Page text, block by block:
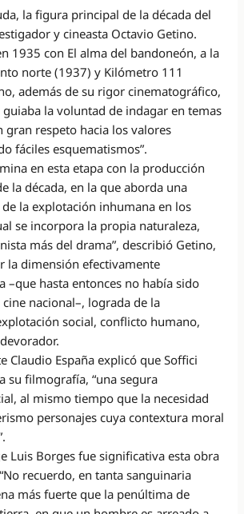
la figura principal de la década del
y cineasta Octavio Getino.
1935 con El alma del bandoneón, a la
norte (1937) y Kilómetro 111
además de su rigor cinematográfico,
guiaba la voluntad de indagar en temas
gran respeto hacia los valores
fáciles esquematismos”.
en esta etapa con la producción
la década, en la que aborda una
de la explotación inhumana en los
se incorpora la propia naturaleza,
más del drama”, describió Getino,
la dimensión efectivamente
–que hasta entonces no había sido
nacional–, lograda de la
social, conflicto humano,
Claudio España explicó que Soffici
su filmografía, “una segura
al mismo tiempo que la necesidad
personajes cuya contextura moral
Luis Borges fue significativa esta obra
recuerdo, en tanta sanguinaria
más fuerte que la penúltima de